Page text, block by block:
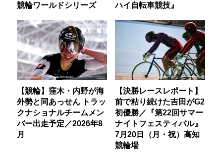
競輪ワールドシリーズ
ハイ自転車競技』
【競輪】窪木・内野が海
外勢と同あっせん トラッ
クナショナルチームメン
バー出走予定／2026年8
月
【決勝レースレポート】
前で粘り続けた吉田がG2
初優勝／『第22回サマー
ナイトフェスティバル』
7月20日（月・祝）高知
競輪場